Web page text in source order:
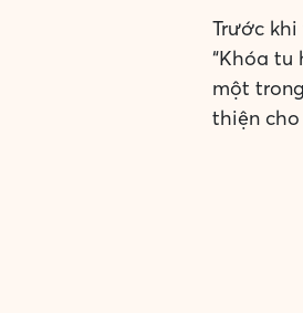
Trước
“Khóa tu
một
thiện cho